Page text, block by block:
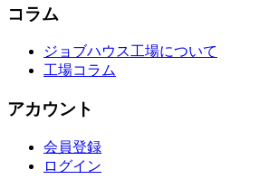
コラム
ジョブハウス工場について
工場コラム
アカウント
会員登録
ログイン